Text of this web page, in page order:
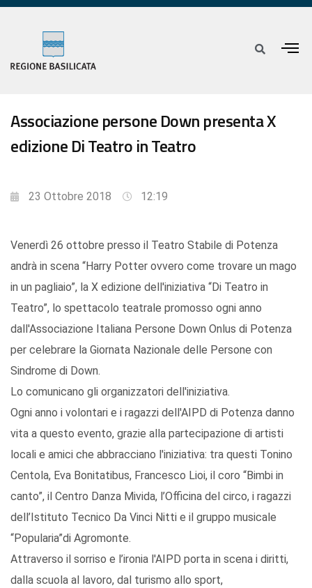
Associazione persone Down presenta X
edizione Di Teatro in Teatro
23 Ottobre 2018 12:19
Venerdì 26 ottobre presso il Teatro Stabile di Potenza
andrà in scena “Harry Potter ovvero come trovare un mago
in un pagliaio”, la X edizione dell'iniziativa “Di Teatro in
Teatro”, lo spettacolo teatrale promosso ogni anno
dall'Associazione Italiana Persone Down Onlus di Potenza
per celebrare la Giornata Nazionale delle Persone con
Sindrome di Down.
Lo comunicano gli organizzatori dell'iniziativa.
Ogni anno i volontari e i ragazzi dell'AIPD di Potenza danno
vita a questo evento, grazie alla partecipazione di artisti
locali e amici che abbracciano l'iniziativa: tra questi Tonino
Centola, Eva Bonitatibus, Francesco Lioi, il coro “Bimbi in
canto”, il Centro Danza Mivida, l’Officina del circo, i ragazzi
dell’Istituto Tecnico Da Vinci Nitti e il gruppo musicale
“Popularia”di Agromonte.
Attraverso il sorriso e l’ironia l'AIPD porta in scena i diritti,
dalla scuola al lavoro, dal turismo allo sport,